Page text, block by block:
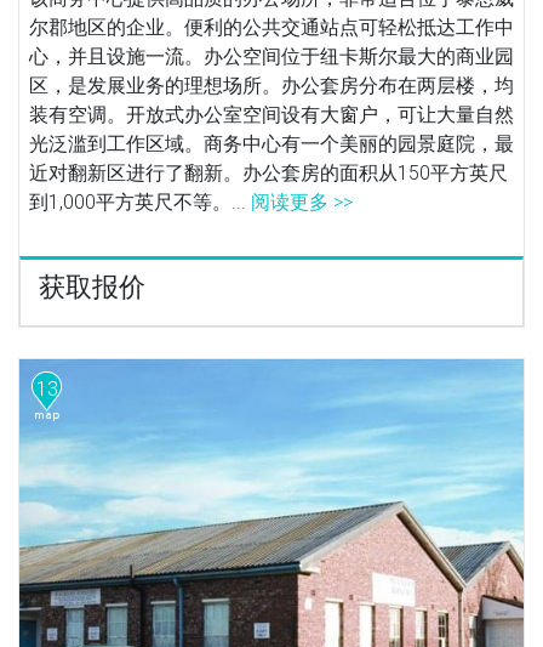
尔郡地区的企业。便利的公共交通站点可轻松抵达工作中
心，并且设施一流。办公空间位于纽卡斯尔最大的商业园
区，是发展业务的理想场所。办公套房分布在两层楼，均
装有空调。开放式办公室空间设有大窗户，可让大量自然
光泛滥到工作区域。商务中心有一个美丽的园景庭院，最
近对翻新区进行了翻新。办公套房的面积从150平方英尺
到1,000平方英尺不等。... 阅读更多 >>
获取报价
13